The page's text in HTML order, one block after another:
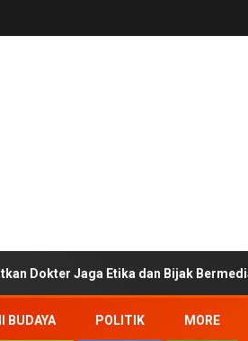
Jaga Etika dan Bijak Bermedia Sosial
BUDAYA POLITIK MORE